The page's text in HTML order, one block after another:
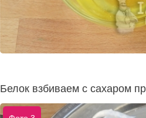
Белок взбиваем с сахаром